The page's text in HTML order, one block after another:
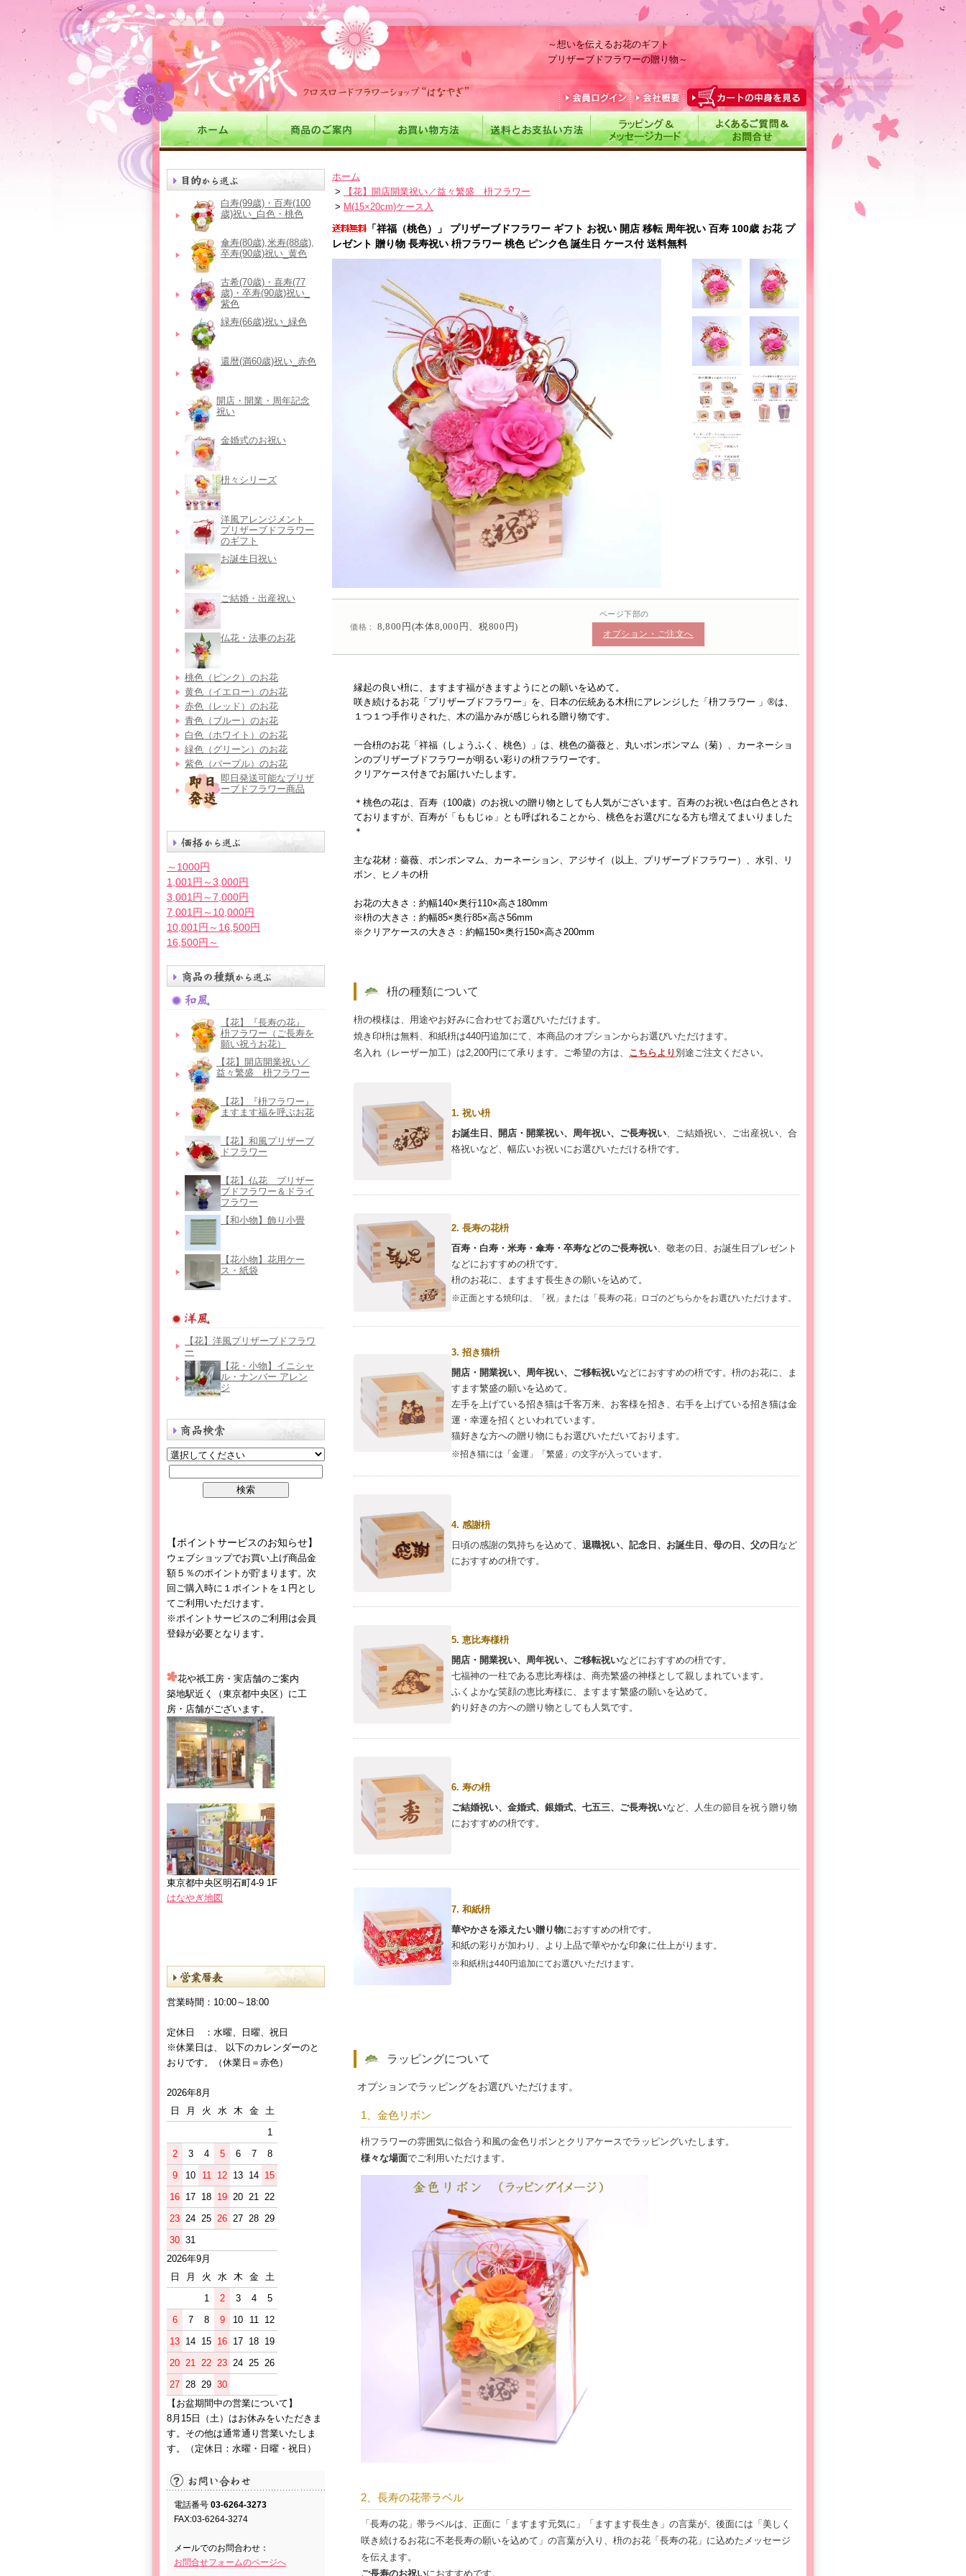
～想いを伝えるお花のギフト
プリザーブドフラワーの贈り物～
白寿(99歳)・百寿(100
歳)祝い_白色・桃色
傘寿(80歳),米寿(88歳),
卒寿(90歳)祝い_黄色
古希(70歳)・喜寿(77
歳)・卒寿(90歳)祝い_
紫色
緑寿(66歳)祝い_緑色
還暦(満60歳)祝い_赤色
開店・開業・周年記念
祝い
金婚式のお祝い
枡々シリーズ
洋風アレンジメント＿
プリザーブドフラワー
のギフト
お誕生日祝い
ご結婚・出産祝い
仏花・法事のお花
桃色（ピンク）のお花
黄色（イエロー）のお花
赤色（レッド）のお花
青色（ブルー）のお花
白色（ホワイト）のお花
緑色（グリーン）のお花
紫色（パープル）のお花
即日発送可能なプリザ
ーブドフラワー商品
～1000円
1,001円～3,000円
3,001円～7,000円
7,001円～10,000円
10,001円～16,500円
16,500円～
【花】『長寿の花』
枡フラワー（ご長寿を
願い祝うお花）
【花】開店開業祝い／
益々繁盛 枡フラワー
【花】『枡フラワー』
ますます福を呼ぶお花
【花】和風プリザーブ
ドフラワー
【花】仏花＿プリザー
ブドフラワー＆ドライ
フラワー
【和小物】飾り小畳
【花小物】花用ケー
ス・紙袋
【花】洋風プリザーブドフラワ
ー
【花・小物】イニシャ
ル・ナンバー アレン
ジ
【ポイントサービスのお知らせ】
ウェブショップでお買い上げ商品金
額５％のポイントが貯まります。次
回ご購入時に１ポイントを１円とし
てご利用いただけます。
※ポイントサービスのご利用は会員
登録が必要となります。
花や祇工房・実店舗のご案内
築地駅近く（東京都中央区）に工
房・店舗がございます。
東京都中央区明石町4-9 1F
はなやぎ地図
営業時間：10:00～18:00
定休日 ：水曜、日曜、祝日
※休業日は、 以下のカレンダーのと
おりです。（休業日＝赤色）
2026年8月
日
月 火 水 木 金
土
1
2
3 4 5 6 7
8
9
10 11 12 13 14 15
16 17 18 19 20 21
22
23 24 25 26 27 28 29
30 31
2026年9月
日
月 火 水 木 金
土
1
2 3 4
5
6
7 8 9 10 11
12
13 14 15 16 17 18 19
20 21 22 23 24 25 26
27 28 29 30
【お盆期間中の営業について】
8月15日（土）はお休みをいただきま
す。その他は通常通り営業いたしま
す。（定休日：水曜・日曜・祝日）
電話番号 03-6264-3273
FAX:03-6264-3274
メールでのお問合わせ：
お問合せフォームのページへ
ホーム
>
【花】開店開業祝い／益々繁盛 枡フラワー
> M(15×20cm)ケース入
「祥福（桃色）」 プリザーブドフラワー ギフト お祝い 開店 移転 周年祝い 百寿 100歳 お花 プ
レゼント 贈り物 長寿祝い 枡フラワー 桃色 ピンク色 誕生日 ケース付 送料無料
価格： 8,800円(本体8,000円、税800円)
ページ下部の
オプション・ご注文へ
縁起の良い枡に、ますます福がきますようにとの願いを込めて。
咲き続けるお花「プリザーブドフラワー」を、日本の伝統ある木枡にアレンジした「枡フラワー 」®は、
１つ１つ手作りされた、木の温かみが感じられる贈り物です。
一合枡のお花「祥福（しょうふく、桃色）」は、桃色の薔薇と、丸いポンポンマム（菊）、カーネーショ
ンのプリザーブドフラワーが明るい彩りの枡フラワーです。
クリアケース付きでお届けいたします。
＊桃色の花は、百寿（100歳）のお祝いの贈り物としても人気がございます。百寿のお祝い色は白色とされ
ておりますが、百寿が「ももじゅ」とも呼ばれることから、桃色をお選びになる方も増えてまいりました
＊
主な花材：薔薇、ポンポンマム、カーネーション、アジサイ（以上、プリザーブドフラワー）、水引、リ
ボン、ヒノキの枡
お花の大きさ：約幅140×奥行110×高さ180mm
※枡の大きさ：約幅85×奥行85×高さ56mm
※クリアケースの大きさ：約幅150×奥行150×高さ200mm
枡の種類について
枡の模様は、用途やお好みに合わせてお選びいただけます。
焼き印枡は無料、和紙枡は440円追加にて、本商品のオプションからお選びいただけます。
名入れ（レーザー加工）は2,200円にて承ります。ご希望の方は、 こちらより 別途ご注文ください。
1. 祝い枡
お誕生日、開店・開業祝い、周年祝い、ご長寿祝い、ご結婚祝い、ご出産祝い、合
格祝いなど、幅広いお祝いにお選びいただける枡です。
2. 長寿の花枡
百寿・白寿・米寿・傘寿・卒寿などのご長寿祝い 、敬老の日、お誕生日プレゼント
などにおすすめの枡です。
枡のお花に、ますます長生きの願いを込めて。
※正面とする焼印は、「祝」または「長寿の花」ロゴのどちらかをお選びいただけます。
3. 招き猫枡
開店・開業祝い、周年祝い、ご移転祝いなどにおすすめの枡です。枡のお花に、ま
すます繁盛の願いを込めて。
左手を上げている招き猫は千客万来、お客様を招き、右手を上げている招き猫は金
運・幸運を招くといわれています。
猫好きな方への贈り物にもお選びいただいております。
※招き猫には「金運」「繁盛」の文字が入っています。
4. 感謝枡
日頃の感謝の気持ちを込めて、退職祝い、記念日、お誕生日、母の日、父の日 など
におすすめの枡です。
5. 恵比寿様枡
開店・開業祝い、周年祝い、ご移転祝いなどにおすすめの枡です。
七福神の一柱である恵比寿様は、商売繁盛の神様として親しまれています。
ふくよかな笑顔の恵比寿様に、ますます繁盛の願いを込めて。
釣り好きの方への贈り物としても人気です。
6. 寿の枡
ご結婚祝い、金婚式、銀婚式、七五三、ご長寿祝いなど、人生の節目を祝う贈り物
におすすめの枡です。
7. 和紙枡
華やかさを添えたい贈り物におすすめの枡です。
和紙の彩りが加わり、より上品で華やかな印象に仕上がります。
※和紙枡は440円追加にてお選びいただけます。
ラッピングについて
オプションでラッピングをお選びいただけます。
1、金色リボン
枡フラワーの雰囲気に似合う和風の金色リボンとクリアケースでラッピングいたします。
様々な場面でご利用いただけます。
2、長寿の花帯ラベル
「長寿の花」帯ラベルは、正面に「ますます元気に」「ますます長生き」の言葉が、後面には「美しく
咲き続けるお花に不老長寿の願いを込めて」の言葉が入り、枡のお花「長寿の花」に込めたメッセージ
を伝えます。
ご長寿のお祝いにおすすめです。